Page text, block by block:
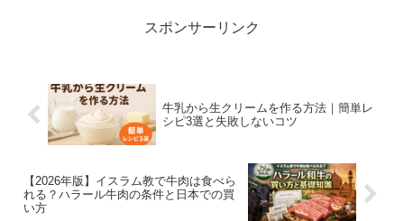
スポンサーリンク
牛乳から生クリームを作る方法｜簡単レ
シピ3選と失敗しないコツ
【2026年版】イスラム教で牛肉は食べら
れる？ハラール牛肉の条件と日本での買
い方